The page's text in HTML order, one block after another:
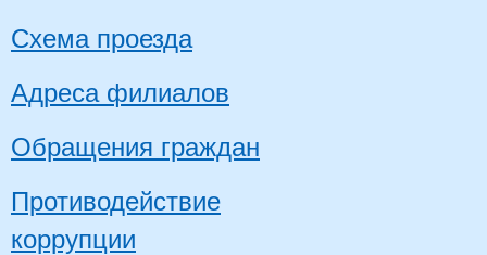
Схема проезда
Адреса филиалов
Обращения граждан
Противодействие
коррупции